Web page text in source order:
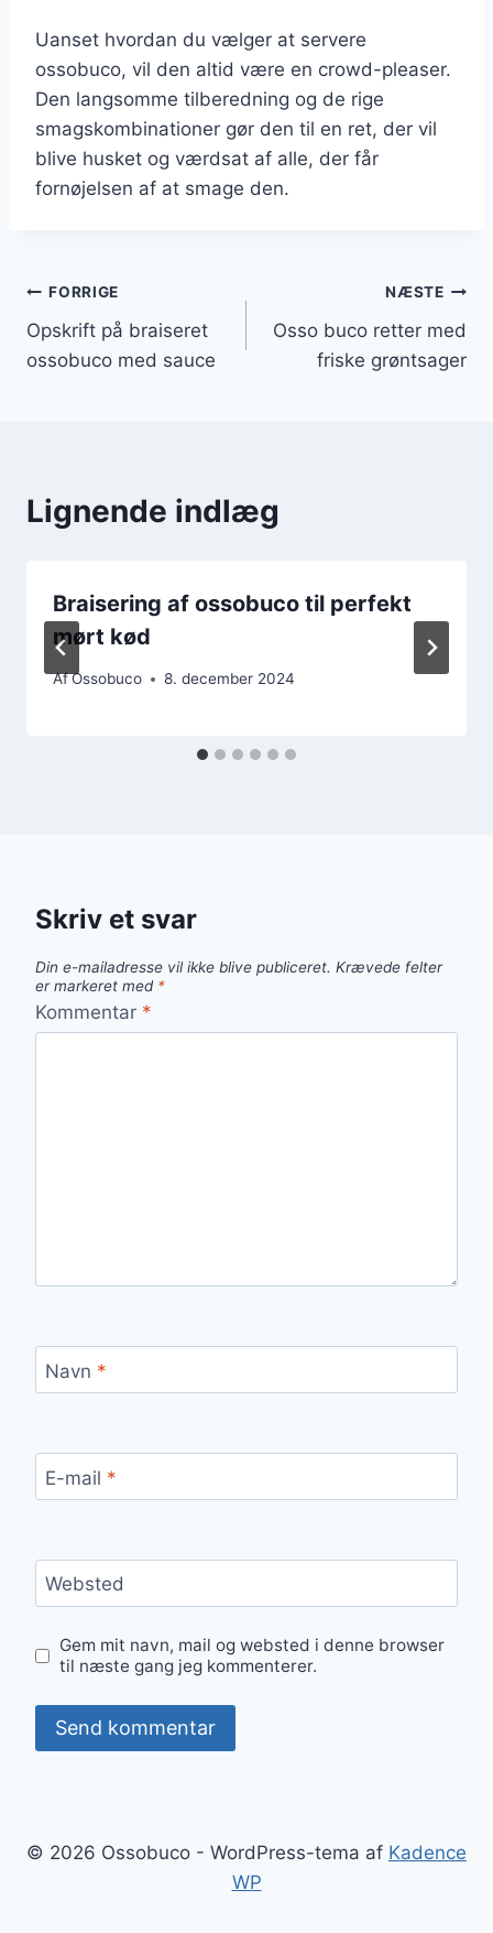
Uanset hvordan du vælger at servere
ossobuco, vil den altid være en crowd-pleaser.
Den langsomme tilberedning og de rige
smagskombinationer gør den til en ret, der vil
blive husket og værdsat af alle, der får
fornøjelsen af at smage den.
Indlægsnavigation
FORRIGE
Opskrift på braiseret
ossobuco med sauce
NÆSTE
Osso buco retter med
friske grøntsager
Lignende indlæg
Braisering af ossobuco til perfekt
mørt kød
AfOssobuco 8. december 2024
Skriv et svar
Din e-mailadresse vil ikke blive publiceret. Krævede felter
er markeret med *
Kommentar *
Navn *
E-mail *
Websted
Gem mit navn, mail og websted i denne browser
til næste gang jeg kommenterer.
© 2026 Ossobuco - WordPress-tema af Kadence
WP